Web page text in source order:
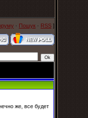
· Пошук · RSS ]
же, все будет